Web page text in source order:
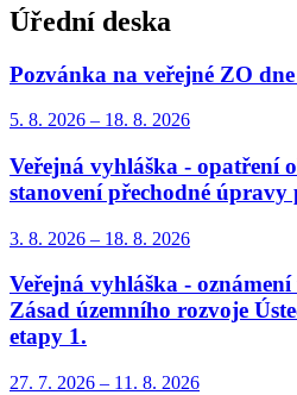
Úřední deska
Pozvánka na veřejné ZO
5. 8. 2026 – 18. 8. 2026
Veřejná vyhláška - opatření
stanovení přechodné úpravy
3. 8. 2026 – 18. 8. 2026
Veřejná vyhláška -
Zásad územního rozvoje
etapy 1.
27. 7. 2026 – 11. 8. 2026